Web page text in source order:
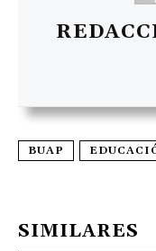
BUAP
SIMILARES